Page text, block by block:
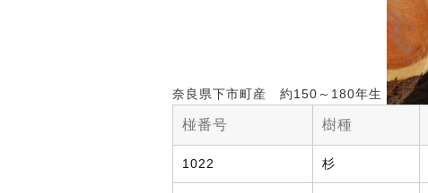
奈良県下市町産 約150～180年生
椪番号 樹種
1022 杉